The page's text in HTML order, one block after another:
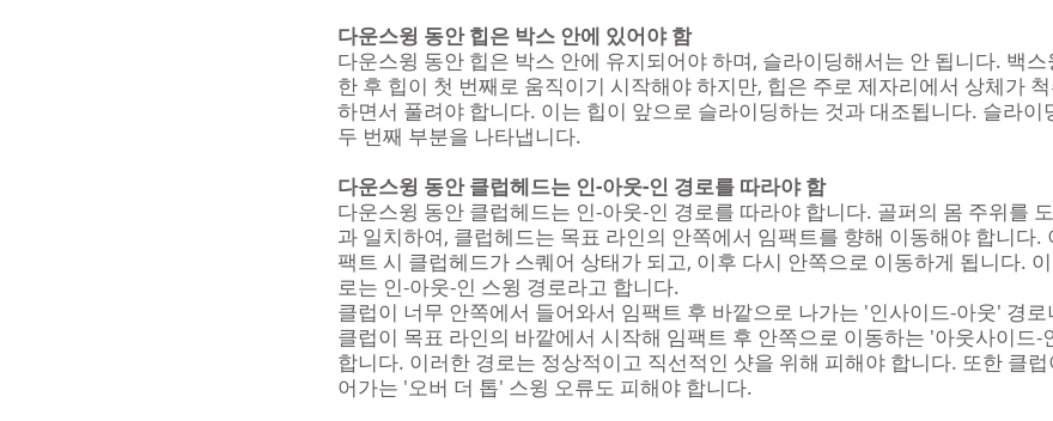
다운스윙 동안 힙은 박스 안에 있어야 함
다운스윙 동안 힙은 박스 안에 유지되어야 하며, 슬라이딩해서는 안 됩니다. 백
한 후 힙이 첫 번째로 움직이기 시작해야 하지만, 힙은 주로 제자리에서 상체가
하면서 풀려야 합니다. 이는 힙이 앞으로 슬라이딩하는 것과 대조됩니다. 슬라이
두 번째 부분을 나타냅니다.
다운스윙 동안 클럽헤드는 인-아웃-인 경로를 따라야 함
다운스윙 동안 클럽헤드는 인-아웃-인 경로를 따라야 합니다. 골퍼의 몸 주위를
과 일치하여, 클럽헤드는 목표 라인의 안쪽에서 임팩트를 향해 이동해야 합니다.
팩트 시 클럽헤드가 스퀘어 상태가 되고, 이후 다시 안쪽으로 이동하게 됩니다.
로는 인-아웃-인 스윙 경로라고 합니다.
클럽이 너무 안쪽에서 들어와서 임팩트 후 바깥으로 나가는 '인사이드-아웃' 경
클럽이 목표 라인의 바깥에서 시작해 임팩트 후 안쪽으로 이동하는 '아웃사이드-
합니다. 이러한 경로는 정상적이고 직선적인 샷을 위해 피해야 합니다. 또한 클
어가는 '오버 더 톱' 스윙 오류도 피해야 합니다.